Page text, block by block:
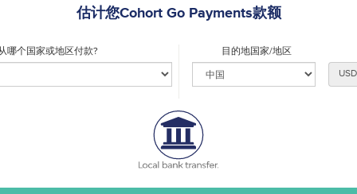
估计您Cohort Go Payments款额
哪个国家或地区付款?
目的地国家/地区
USD